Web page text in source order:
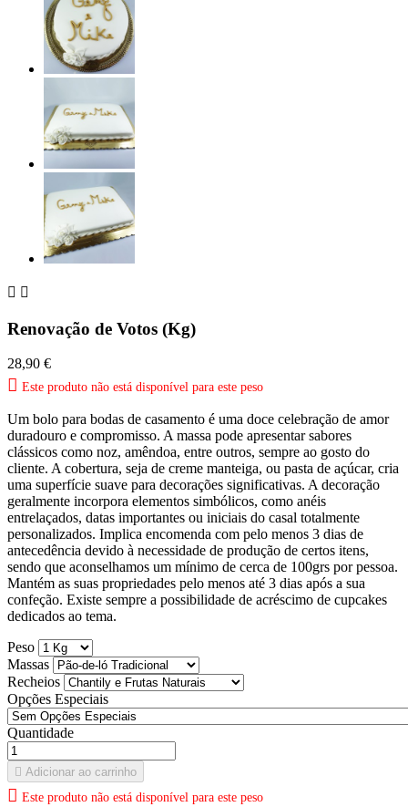
 
Renovação de Votos (Kg)
28,90 €
 Este produto não está disponível para este peso
Um bolo para bodas de casamento é uma doce celebração de amor
duradouro e compromisso. A massa pode apresentar sabores
clássicos como noz, amêndoa, entre outros, sempre ao gosto do
cliente. A cobertura, seja de creme manteiga, ou pasta de açúcar, cria
uma superfície suave para decorações significativas. A decoração
geralmente incorpora elementos simbólicos, como anéis
entrelaçados, datas importantes ou iniciais do casal totalmente
personalizados. Implica encomenda com pelo menos 3 dias de
antecedência devido à necessidade de produção de certos itens,
sendo que aconselhamos um mínimo de cerca de 100grs por pessoa.
Mantém as suas propriedades pelo menos até 3 dias após a sua
confeção. Existe sempre a possibilidade de acréscimo de cupcakes
dedicados ao tema.
Peso
Massas
Recheios
Opções Especiais
Quantidade
 Adicionar ao carrinho
 Este produto não está disponível para este peso